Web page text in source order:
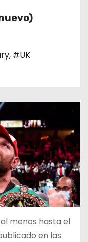
, #UK
menos hasta el
en las